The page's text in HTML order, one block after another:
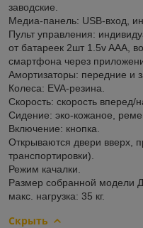
заводские.
Медиа-панель: USB-вход,
Пульт управления:
от батареек 2шт 1.5v AAA,
смартфона через
Амортизаторы: передние и
Колеса: EVA-резина.
Скорость: скорость вперед/
Сидение: эко-кожаное,
Включение: кнопка.
Открываются двери вверх,
транспортировки).
Режим качалки.
Размер собранной модели
макс. нагрузка: 35 кг.
Скрыть